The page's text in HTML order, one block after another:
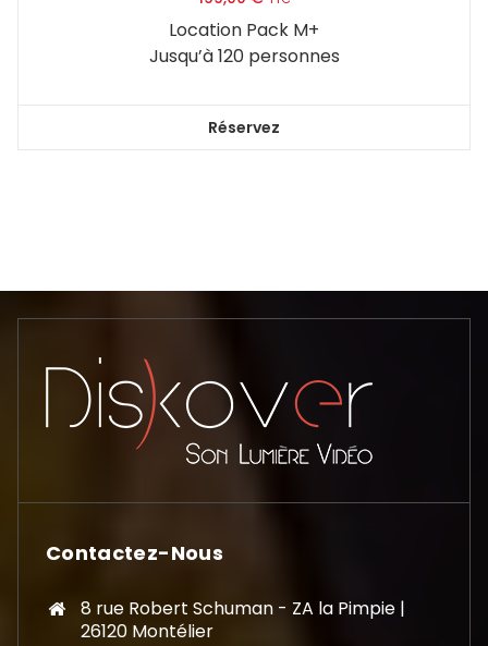
Location Pack M+
Jusqu’à 120 personnes
Réservez
Contactez-Nous
8 rue Robert Schuman - ZA la Pimpie |
26120 Montélier